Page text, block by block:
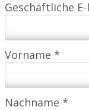
Geschäftliche
Vorname *
Nachname *